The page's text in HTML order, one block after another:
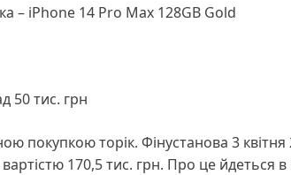
– iPhone 14 Pro Max 128GB Gold
50 тис. грн
покупкою торік. Фінустанова 3
170,5 тис. грн. Про це йдеться в